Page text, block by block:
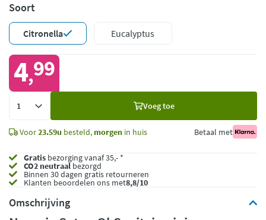
Soort
Citronella Eucalyptus
4,99
Voeg toe
Voor23.59u besteld, morgen in huis Betaal met
Gratis bezorging vanaf 35,- *
CO2 neutraalbezorgd
Binnen 30 dagen gratis retourneren
Klanten beoordelen ons met8,8/10
Omschrijving